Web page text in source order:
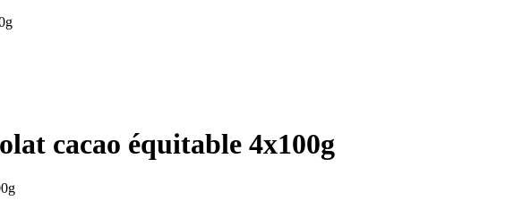
cacao équitable 4x100g